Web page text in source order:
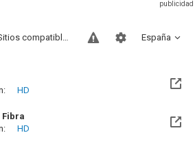
España
Sitios compatibles
el Mié, 30 Jun 2027 (Quedan 10 meses)
HD
el Mié, 30 Jun 2027 (Quedan 10 meses)
HD